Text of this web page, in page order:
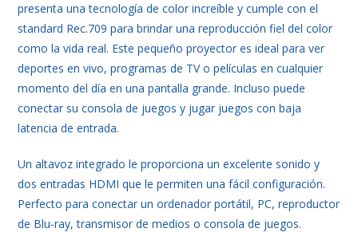
presenta una tecnología de color increíble y cumple con el
standard Rec.709 para brindar una reproducción fiel del color
como la vida real. Este pequeño proyector es ideal para ver
deportes en vivo, programas de TV o películas en cualquier
momento del día en una pantalla grande. Incluso puede
conectar su consola de juegos y jugar juegos con baja
latencia de entrada.
Un altavoz integrado le proporciona un excelente sonido y
dos entradas HDMI que le permiten una fácil configuración.
Perfecto para conectar un ordenador portátil, PC, reproductor
de Blu-ray, transmisor de medios o consola de juegos.